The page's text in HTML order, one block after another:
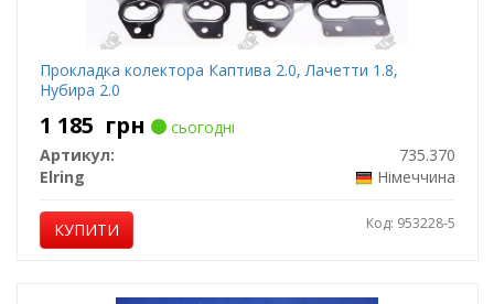
Прокладка колектора Каптива 2.0, Лачетти 1.8,
Нубира 2.0
1 185 грн
сьогодні
Артикул:
735.370
Elring
Німеччина
КУПИТИ Код: 953228-5